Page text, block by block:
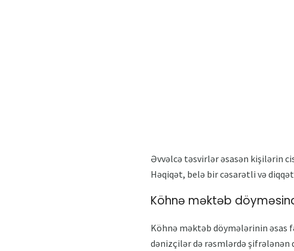
Əvvəlcə təsvirlər əsasən kişilərin
Həqiqət, belə bir cəsarətli və
Köhnə məktəb
Köhnə məktəb döymələrinin əsas
dənizçilər də rəsmlərdə şifrələnən